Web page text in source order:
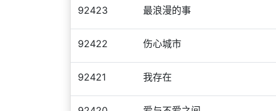
92423 最浪漫的事
92422 伤心城市
92421 我存在